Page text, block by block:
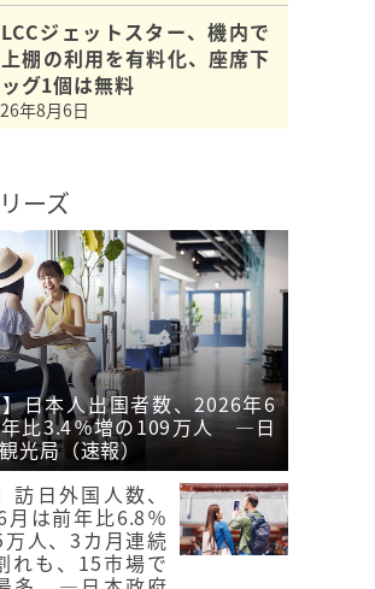
ジェットスター、機内で
棚の利用を有料化、座席下
グ1個は無料
年8月6日
ーズ
日本人出国者数、2026年6
比3.4％増の109万人 ―日
光局（速報）
訪日外国人数、
月は前年比6.8％
人、3カ月連続
れも、15市場で